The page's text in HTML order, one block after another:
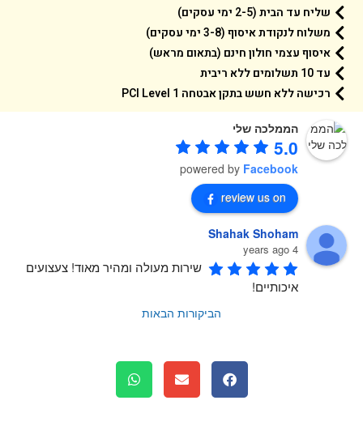
שליח עד הבית (2-5 ימי עסקים)
משלוח לנקודת איסוף (3-8 ימי עסקים)
איסוף עצמי חולון חינם (בתאום מראש)
עד 10 תשלומים ללא ריבית
רכישה ללא חשש בתקן אבטחה 1 PCI Level
הממלכה שלי
5.0
powered byFacebook
review us on
Shahak Shoham
4 years ago
שירות מעולה ומהיר מאוד! צעצועים
איכותיים!
הביקורות הבאות